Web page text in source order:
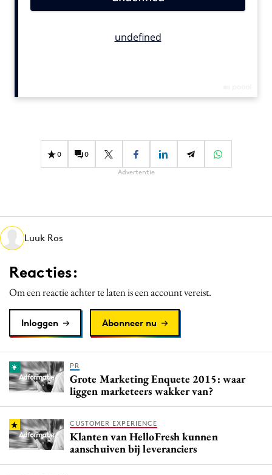
Carriere
Design
Diversiteit
Effectiviteit
Martech
Media
Merkstrategie
Purpose Marketing
Reputatie & crisis
0 0
Advertentie
Luuk Ros
Reacties:
Om een reactie achter te laten is een account vereist.
Inloggen Abonneer nu
PR
Grote Marketing Enquete 2015: waar
liggen marketeers wakker van?
CUSTOMER EXPERIENCE
Klanten van HelloFresh kunnen
aanschuiven bij leveranciers